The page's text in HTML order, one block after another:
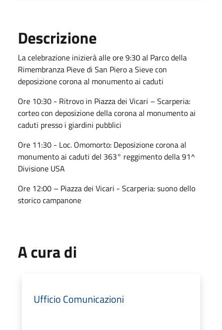
Descrizione
La celebrazione inizierà alle ore 9:30 al Parco della
Rimembranza Pieve di San Piero a Sieve con
deposizione corona al monumento ai caduti
Ore 10:30 - Ritrovo in Piazza dei Vicari – Scarperia:
corteo con deposizione della corona al monumento ai
caduti presso i giardini pubblici
Ore 11:30 - Loc. Omomorto: Deposizione corona al
monumento ai caduti del 363° reggimento della 91^
Divisione USA
Ore 12:00 – Piazza dei Vicari - Scarperia: suono dello
storico campanone
A cura di
Ufficio Comunicazioni